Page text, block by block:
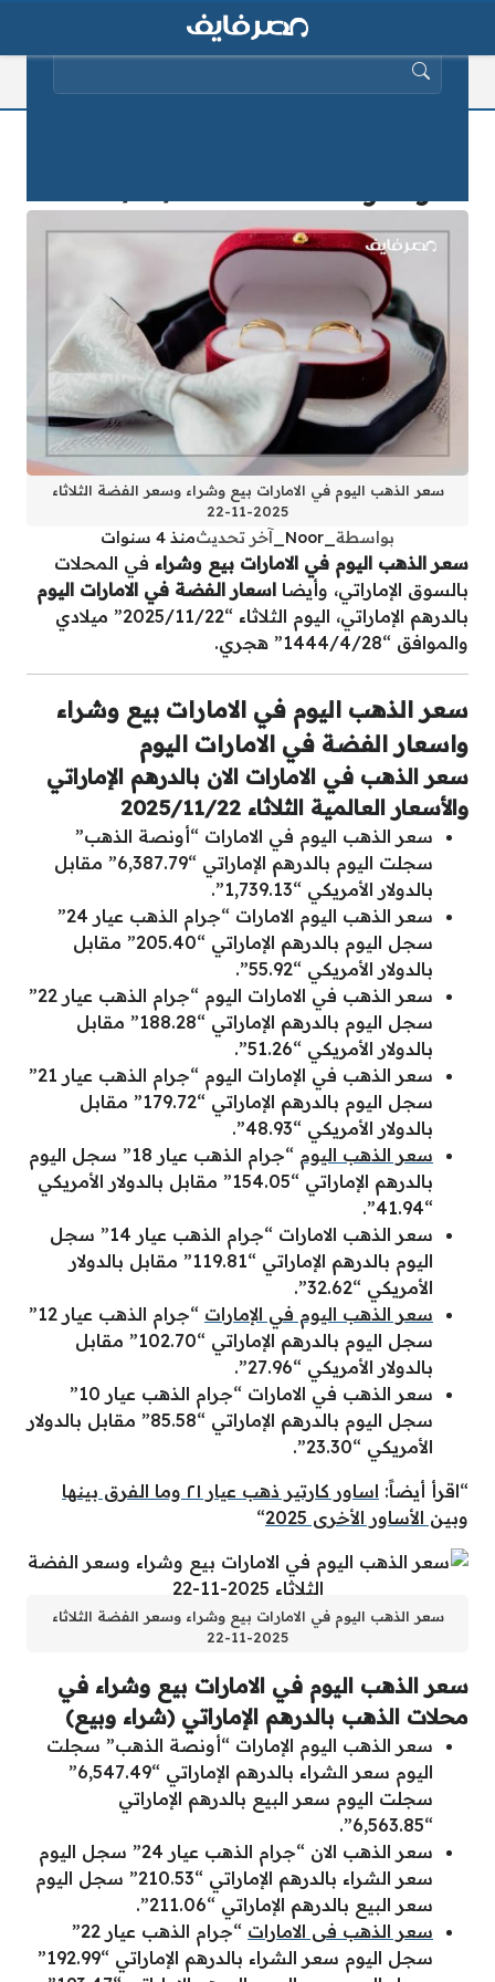
سعر الذهب اليوم في الامارات بيع وشراء وسعر الفضة الثلاثاء
2025-11-22
بواسطة آخر تحديثمنذ 4 سنوات
سعر الذهب اليوم في الامارات بيع وشراء في المحلات
بالسوق الإماراتي، وأيضا اسعار الفضة في الامارات اليوم
بالدرهم الإماراتي، اليوم الثلاثاء “2025/11/22” ميلادي
والموافق “1444/4/28” هجري.
سعر الذهب اليوم في الامارات بيع وشراء
واسعار الفضة في الامارات اليوم
سعر الذهب في الامارات الان بالدرهم الإماراتي
والأسعار العالمية الثلاثاء 2025/11/22
سعر الذهب اليوم في الامارات “أونصة الذهب”
سجلت اليوم بالدرهم الإماراتي “6,387.79” مقابل
بالدولار الأمريكي “1,739.13”.
سعر الذهب اليوم الامارات “جرام الذهب عيار 24”
سجل اليوم بالدرهم الإماراتي “205.40” مقابل
بالدولار الأمريكي “55.92”.
سعر الذهب في الامارات اليوم “جرام الذهب عيار 22”
سجل اليوم بالدرهم الإماراتي “188.28” مقابل
بالدولار الأمريكي “51.26”.
سعر الذهب في الإمارات اليوم “جرام الذهب عيار 21”
سجل اليوم بالدرهم الإماراتي “179.72” مقابل
بالدولار الأمريكي “48.93”.
سعر الذهب اليوم
“جرام الذهب عيار 18” سجل اليوم
بالدرهم الإماراتي “154.05” مقابل بالدولار الأمريكي
“41.94”.
سعر الذهب الامارات “جرام الذهب عيار 14” سجل
اليوم بالدرهم الإماراتي “119.81” مقابل بالدولار
الأمريكي “32.62”.
سعر الذهب اليوم في الإمارات
“جرام الذهب عيار 12”
سجل اليوم بالدرهم الإماراتي “102.70” مقابل
بالدولار الأمريكي “27.96”.
سعر الذهب في الامارات “جرام الذهب عيار 10”
سجل اليوم بالدرهم الإماراتي “85.58” مقابل بالدولار
الأمريكي “23.30”.
“اقرأ أيضاً:
اساور كارتير ذهب عيار ٢١ وما الفرق بينها
وبين الأساور الأخرى 2025
“
سعر الذهب اليوم في الامارات بيع وشراء وسعر الفضة الثلاثاء
2025-11-22
سعر الذهب اليوم في الامارات بيع وشراء في
محلات الذهب بالدرهم الإماراتي (شراء وبيع)
سعر الذهب اليوم الإمارات “أونصة الذهب” سجلت
اليوم سعر الشراء بالدرهم الإماراتي “6,547.49”
سجلت اليوم سعر البيع بالدرهم الإماراتي
“6,563.85”.
سعر الذهب الان “جرام الذهب عيار 24” سجل اليوم
سعر الشراء بالدرهم الإماراتي “210.53” سجل اليوم
سعر البيع بالدرهم الإماراتي “211.06”.
سعر الذهب فى الامارات
“جرام الذهب عيار 22”
سجل اليوم سعر الشراء بالدرهم الإماراتي “192.99”
البحث عن: